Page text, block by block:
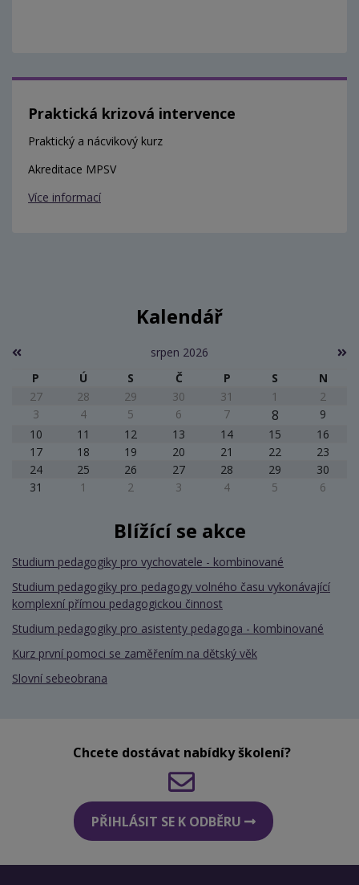
Praktická krizová intervence
Praktický a nácvikový kurz
Akreditace MPSV
Více informací
Kalendář
srpen 2026
P
Ú S Č P S
N
27
28 29 30 31 1
2
3
4 5 6 7 8
9
10
11 12 13 14 15
16
17
18 19 20 21 22
23
24
25 26 27 28 29
30
31
1 2 3 4 5 6
Blížící se akce
Studium pedagogiky pro vychovatele - kombinované
Studium pedagogiky pro pedagogy volného času vykonávající
komplexní přímou pedagogickou činnost
Studium pedagogiky pro asistenty pedagoga - kombinované
Kurz první pomoci se zaměřením na dětský věk
Slovní sebeobrana
Chcete dostávat nabídky školení?
PŘIHLÁSIT SE K ODBĚRU